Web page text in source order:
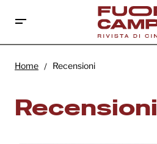
Home Recensioni
Recensioni